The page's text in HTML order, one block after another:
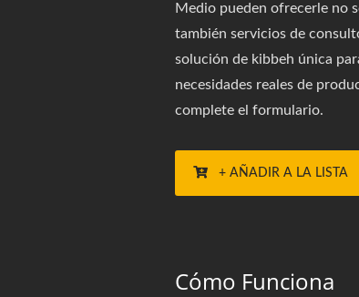
Medio pueden ofrecerle no
también servicios de
solución de kibbeh única
necesidades reales de
complete el formulario.
+ AÑADIR A LA LISTA
Cómo Funciona